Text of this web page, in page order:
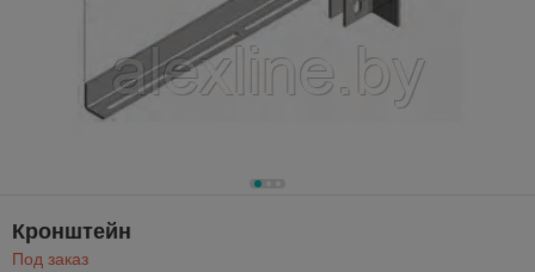
Кронштейн
Под заказ